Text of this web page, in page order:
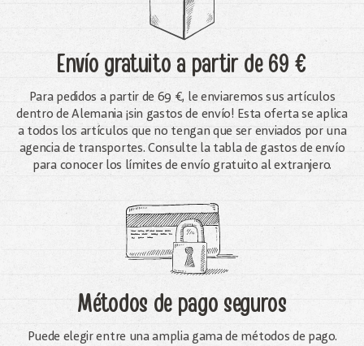
Envío gratuitoa partir de 69 €
Para pedidos a partir de 69 €, le enviaremos sus artículos
dentro de Alemania ¡sin gastos de envío! Esta oferta se aplica
a todos los artículos que no tengan que ser enviados por una
agencia de transportes. Consulte la tabla de gastos de envío
para conocer los límites de envío gratuito al extranjero.
Métodos de pago seguros
Puede elegir entre una amplia gama de métodos de pago.